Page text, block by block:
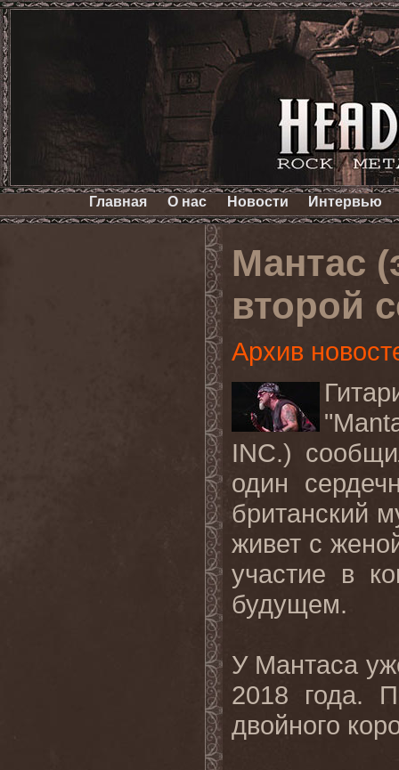
Главная О нас Новости Интервью
Мантас
второй
Архив
"
INC.)
один
британский
живет с
участие в
будущем.
У Мантаса
2018 года.
двойного